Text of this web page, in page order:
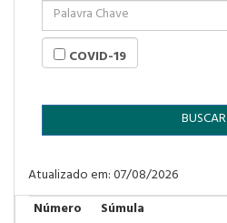
COVID-19
BUSCAR
Atualizado em: 07/08/2026
Número
Súmula